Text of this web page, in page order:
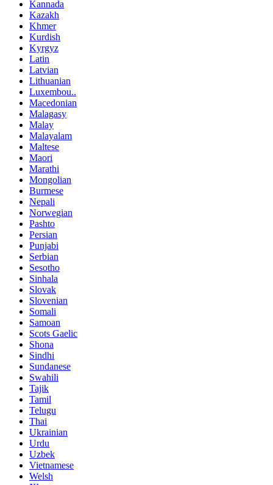
Kannada
Kazakh
Khmer
Kurdish
Kyrgyz
Latin
Latvian
Lithuanian
Luxembou..
Macedonian
Malagasy
Malay
Malayalam
Maltese
Maori
Marathi
Mongolian
Burmese
Nepali
Norwegian
Pashto
Persian
Punjabi
Serbian
Sesotho
Sinhala
Slovak
Slovenian
Somali
Samoan
Scots Gaelic
Shona
Sindhi
Sundanese
Swahili
Tajik
Tamil
Telugu
Thai
Ukrainian
Urdu
Uzbek
Vietnamese
Welsh